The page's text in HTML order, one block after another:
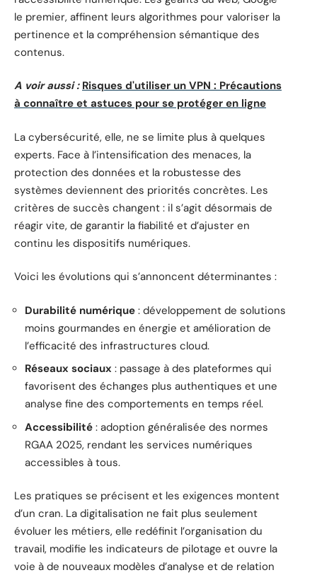
le premier, affinent leurs algorithmes pour valoriser la
pertinence et la compréhension sémantique des
contenus.
A voir aussi : Risques d'utiliser un VPN : Précautions
à connaître et astuces pour se protéger en ligne
La cybersécurité, elle, ne se limite plus à quelques
experts. Face à l’intensification des menaces, la
protection des données et la robustesse des
systèmes deviennent des priorités concrètes. Les
critères de succès changent : il s’agit désormais de
réagir vite, de garantir la fiabilité et d’ajuster en
continu les dispositifs numériques.
Voici les évolutions qui s’annoncent déterminantes :
Durabilité numérique : développement de solutions
moins gourmandes en énergie et amélioration de
l’efficacité des infrastructures cloud.
Réseaux sociaux : passage à des plateformes qui
favorisent des échanges plus authentiques et une
analyse fine des comportements en temps réel.
Accessibilité : adoption généralisée des normes
RGAA 2025, rendant les services numériques
accessibles à tous.
Les pratiques se précisent et les exigences montent
d’un cran. La digitalisation ne fait plus seulement
évoluer les métiers, elle redéfinit l’organisation du
travail, modifie les indicateurs de pilotage et ouvre la
voie à de nouveaux modèles d’analyse et de relation